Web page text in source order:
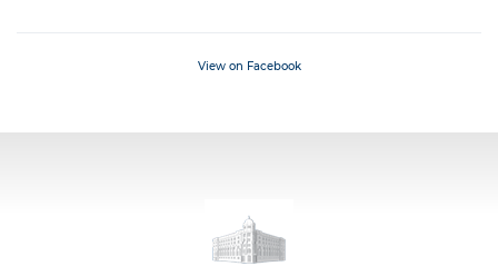
View on Facebook